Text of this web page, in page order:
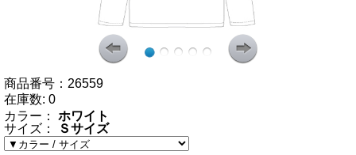
商品番号： 26559
在庫数: 0
カラー：
ホワイト
サイズ：
Ｓサイズ